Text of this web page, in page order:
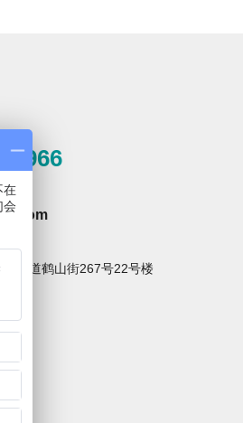
Aurora-3/F3经典版
湖街道鹤山街267号22号楼
在
会